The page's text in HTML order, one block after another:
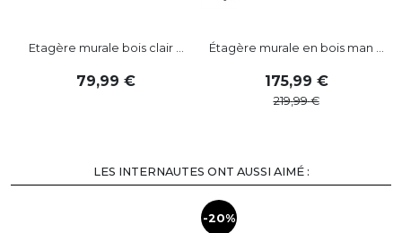
Etagère murale bois clair ...
79,99
Étagère murale en bois man ...
175,99
219,99
LES INTERNAUTES ONT AUSSI AIMÉ :
-20%